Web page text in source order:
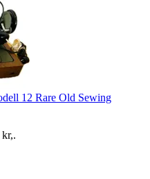
12 Rare Old Sewing
kr,.